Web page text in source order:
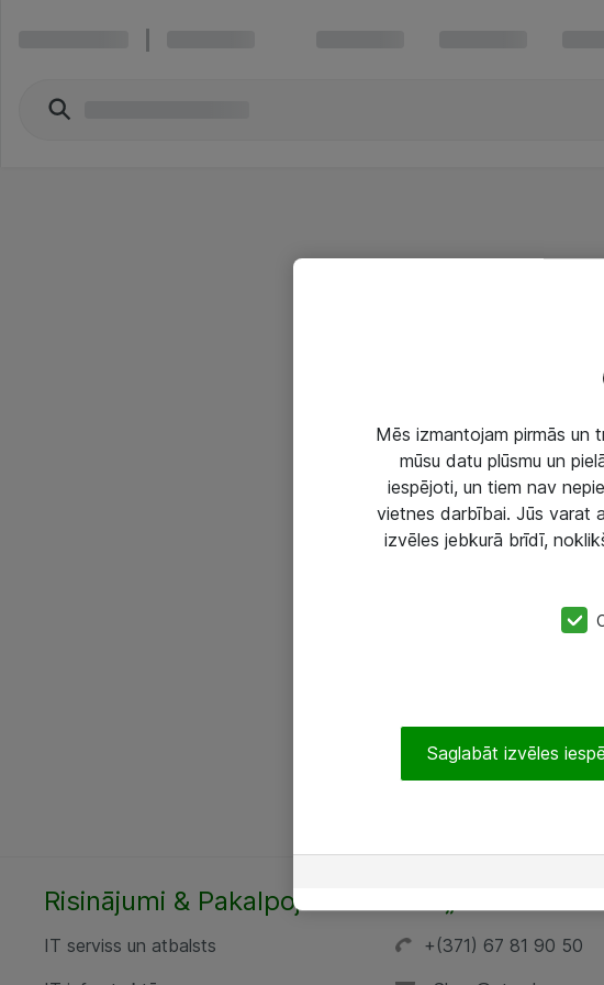
Risinājumi & Pakalpojumi
IT serviss un atbalsts
+(371) 67 81 90 50
Mēs izmantojam pirmās un
mūsu datu plūsmu un
iespējoti, un tiem nav
vietnes darbībai. Jūs varat
izvēles jebkurā brīdī,
Saglabāt izvēles